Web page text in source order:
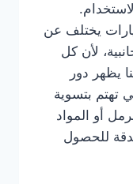
يختلف عن
لأن كل
يظهر دور
تهتم بتسوية
أو المواد
للحصول